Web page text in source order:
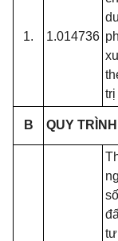
1. 1.014736
trị
B QUY